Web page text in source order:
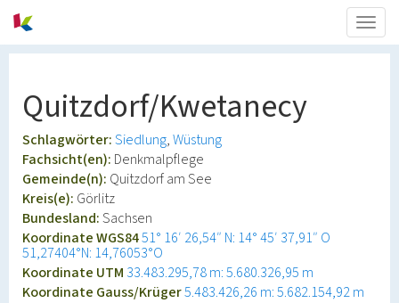
Quitzdorf/Kwetanecy
Schlagwörter:Siedlung Wüstung
Fachsicht(en): Denkmalpflege
Gemeinde(n): Quitzdorf am See
Kreis(e): Görlitz
Bundesland:Sachsen
Koordinate WGS8451° 16′ 26,54″ N: 14° 45′ 37,91″ O
51,27404°N: 14,76053°O
Koordinate UTM 33.483.295,78 m: 5.680.326,95 m
Koordinate Gauss/Krüger5.483.426,26 m: 5.682.154,92 m